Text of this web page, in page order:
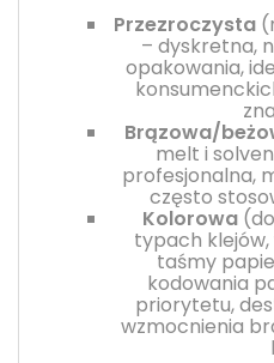
Przezroczysta
– dyskretna,
opakowania,
Brązowa/
melt i
profesjonalna,
często
Kolorowa
typach
taśmy
kodowania
priorytetu,
wzmocnienia